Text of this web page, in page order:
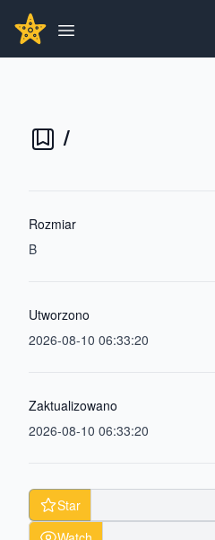
GITHUBSTAR
Open main menu
/
Rozmiar
B
Utworzono
2026-08-10 06:33:20
Zaktualizowano
2026-08-10 06:33:20
Star